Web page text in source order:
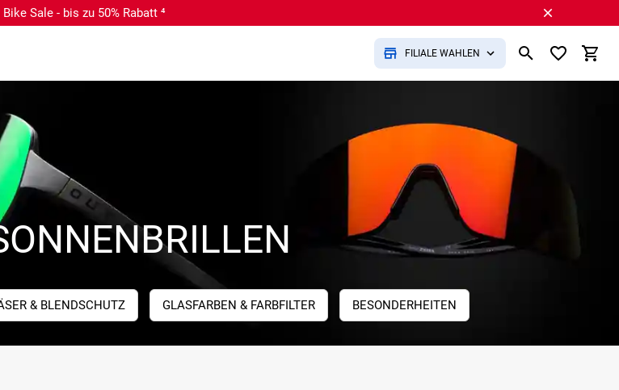
Bike Sale - bis zu 50% Rabatt ⁴
FILIALE WÄHLEN
& BLENDSCHUTZ GLASFARBEN & FARBFILTER BESONDERHEITEN